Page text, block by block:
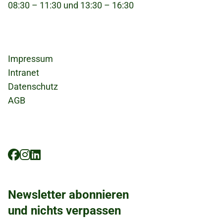
verpackt in einem Rucksack zur Unterkunft
08:30 – 11:30 und 13:30 – 16:30
Impressum
Intranet
Datenschutz
AGB
Icons
Newsletter abonnieren
und nichts verpassen